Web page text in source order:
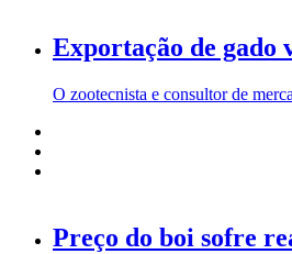
Exportação de gado
O zootecnista e consultor de
Preço do boi sofre